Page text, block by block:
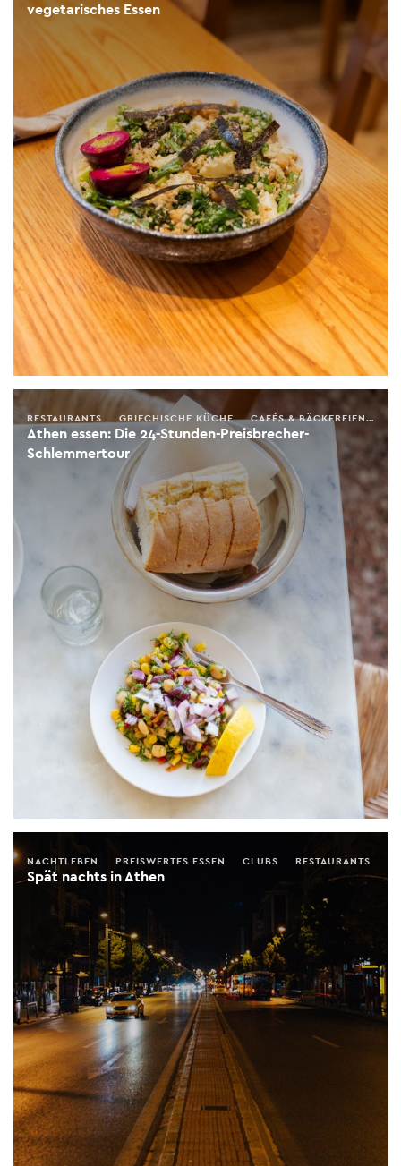
vegetarisches Essen
Athen essen: Die 24-Stunden-Preisbrecher-
Schlemmertour
RESTAURANTS GRIECHISCHE KÜCHE CAFÉS & BÄCKEREIEN
Spät nachts in Athen
NACHTLEBEN PREISWERTES ESSEN CLUBS RESTAURANTS